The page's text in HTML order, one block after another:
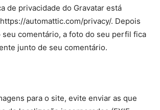
de privacidade do Gravatar está
automattic.com/privacy/. Depois
seu comentário, a foto do seu perfil fica
junto de seu comentário.
para o site, evite enviar as que